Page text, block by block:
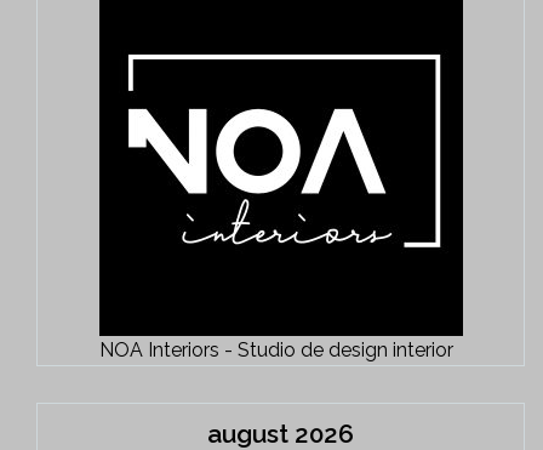
NOA Interiors - Studio de design interior
august 2026